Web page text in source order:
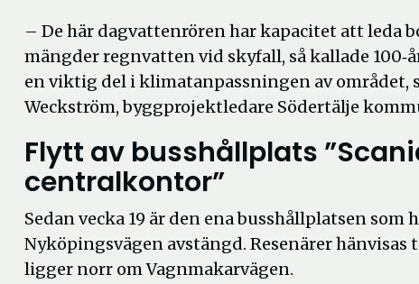
– De här dagvattenrören har kapacitet att leda
mängder regnvatten vid skyfall, så kallade
en viktig del i klimatanpassningen av området,
Weckström, byggprojektledare Södertälje
Flytt av busshållplats
centralkontor”
Sedan vecka 19 är den ena busshållplatsen
Nyköpingsvägen avstängd. Resenärer
ligger norr om Vagnmakarvägen.